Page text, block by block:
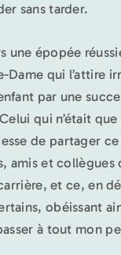
sans tarder.
une épopée
Dame qui l’attire
par une
qui n’était que
de partager
amis et collègues
et ce, en
obéissant
à tout mon